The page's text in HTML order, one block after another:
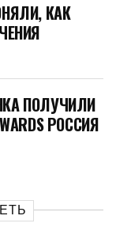
КАК
ПОЛУЧИЛИ
РОССИЯ